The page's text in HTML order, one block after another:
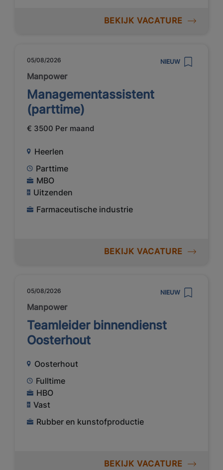
BEKIJK VACATURE
05/08/2026 NIEUW
Manpower
Managementassistent
(parttime)
€ 3500 Per maand
Heerlen
Parttime
MBO
Uitzenden
Farmaceutische industrie
BEKIJK VACATURE
05/08/2026 NIEUW
Manpower
Teamleider binnendienst
Oosterhout
Oosterhout
Fulltime
HBO
Vast
Rubber en kunstofproductie
BEKIJK VACATURE